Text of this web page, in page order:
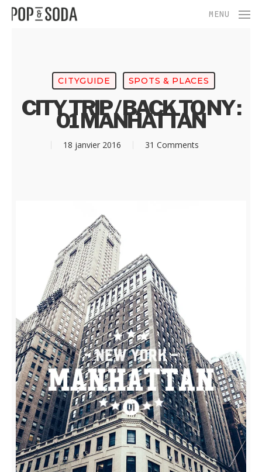
Skip
MENU
CITYGUIDE SPOTS & PLACES
CITY TRIP / BACK TO NY :
01 MANHATTAN
18 janvier 2016 31 Comments